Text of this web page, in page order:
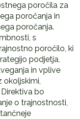
poročila za
poročanja in
poročanja.
s
poročilo, ki
podjetja,
in vplive
okoljskimi,
bo
o trajnostnosti,